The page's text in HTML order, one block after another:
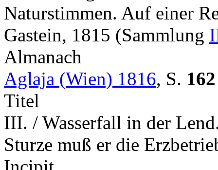
Naturstimmen. Auf einer
Gastein, 1815 (Sammlung
Almanach
Aglaja (Wien) 1816, S. 162
Titel
III. / Wasserfall in der
Sturze muß er die